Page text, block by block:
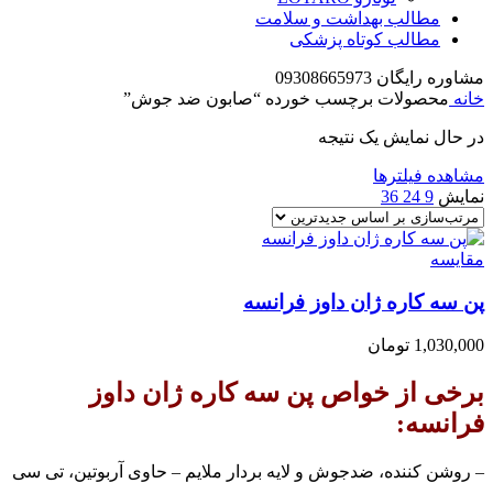
مطالب بهداشت و سلامت
مطالب کوتاه پزشکی
مشاوره رایگان 09308665973
خانه محصولات برچسب خورده “صابون ضد جوش”
در حال نمایش یک نتیجه
مشاهده فیلترها
نمایش 9
24
36
مقایسه
پن سه کاره ژان داوز فرانسه
1,030,000 تومان
برخی از خواص پن سه کاره ژان داوز
فرانسه:
– روشن کننده، ضدجوش و لایه بردار ملایم – حاوی آربوتین، تی سی